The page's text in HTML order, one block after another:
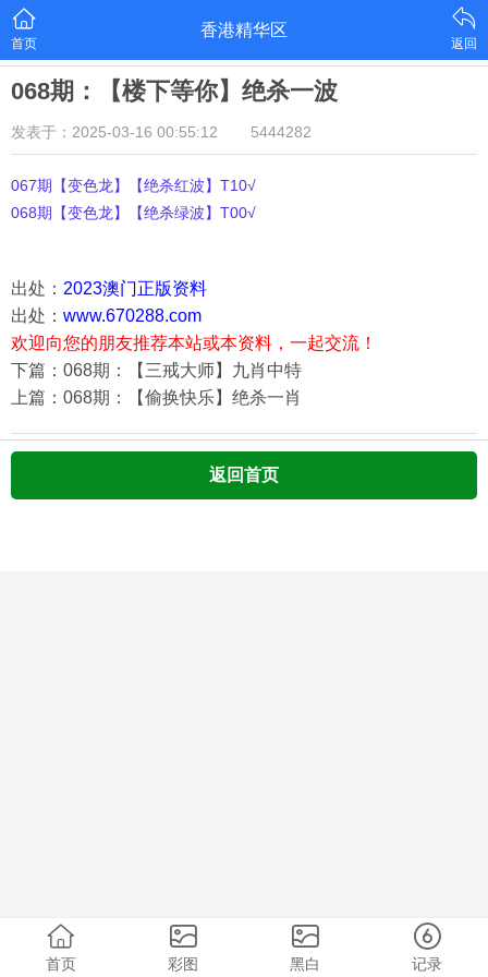
首页
香港精华区
返回
068期：【楼下等你】绝杀一波
发表于：2025-03-16 00:55:12 5444282
067期【变色龙】【绝杀红波】T10√
068期【变色龙】【绝杀绿波】T00√
出处： 2023澳门正版资料
出处： www.670288.com
欢迎向您的朋友推荐本站或本资料，一起交流！
下篇：068期：【三戒大师】九肖中特
上篇：068期：【偷换快乐】绝杀一肖
返回首页
首页 彩图 黑白 记录